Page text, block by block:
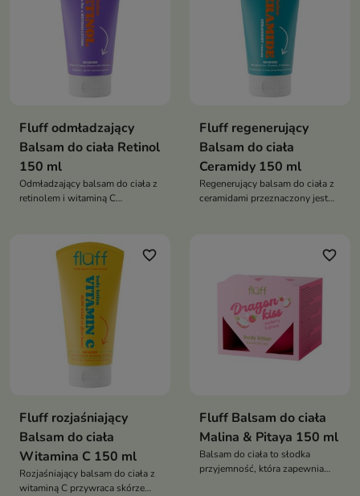
Fluff odmładzający
Balsam do ciała Retinol
150 ml
Odmładzający balsam do ciała z
retinolem i witaminą C
skłonnej do niedoskonałości
Fluff regenerujący
Balsam do ciała
Ceramidy 150 ml
Regenerujący balsam do ciała z
ceramidami przeznaczony jest
favorite_border
Fluff rozjaśniający
Balsam do ciała
Witamina C 150 ml
Rozjaśniający balsam do ciała z
witaminą C przywraca skórze
favorite_border
Fluff Balsam do ciała
Malina & Pitaya 150 ml
Balsam do ciała to słodka
przyjemność, która zapewnia